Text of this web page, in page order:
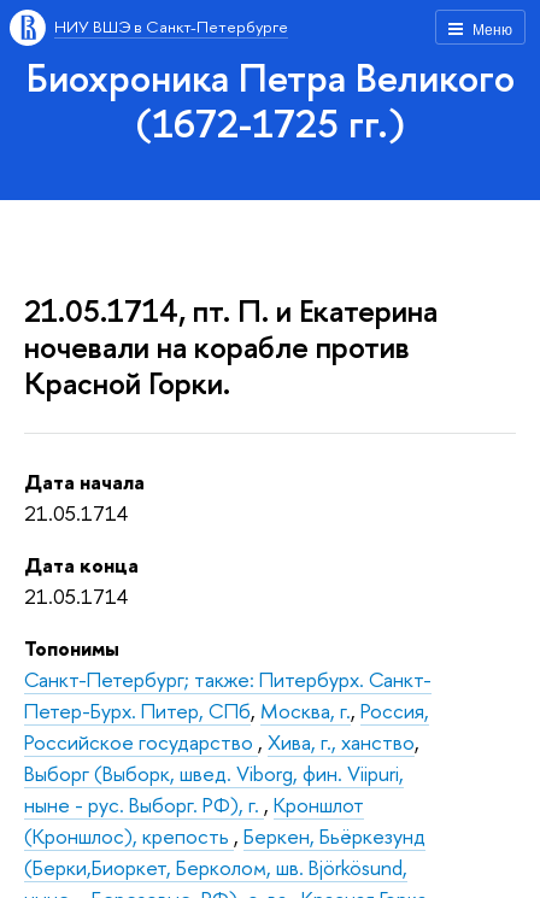
Меню
НИУ ВШЭ в Санкт-Петербурге
Биохроника Петра Великого
(1672-1725 гг.)
21.05.1714, пт. П. и Екатерина
ночевали на корабле против
Красной Горки.
Дата начала
21.05.1714
Дата конца
21.05.1714
Топонимы
Санкт-Петербург; также: Питербурх. Санкт-
Петер-Бурх. Питер, СПб, Москва, г., Россия,
Российское государство , Хива, г., ханство,
Выборг (Выборк, швед. Viborg, фин. Viipuri,
ныне - рус. Выборг. РФ), г. , Кроншлот
(Кроншлос), крепость , Беркен, Бьёркезунд
(Берки,Биоркет, Берколом, шв. Björkösund,